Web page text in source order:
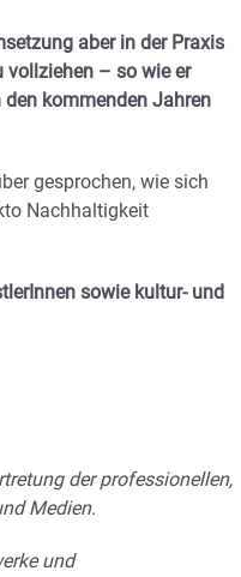
aber in der Praxis
vollziehen – so wie er
kommenden Jahren
gesprochen, wie sich
Nachhaltigkeit
sowie kultur- und
der professionellen,
Medien.
und